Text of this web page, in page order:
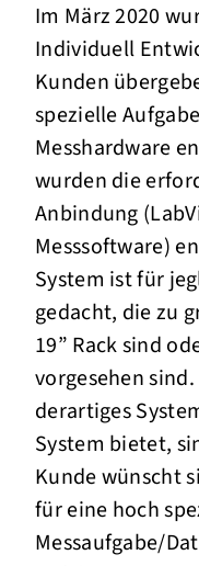
Im März 2020
Individuell
Kunden
spezielle
Messhardware
wurden die
Anbindung
Messsoftware)
System ist für
gedacht, die zu
19” Rack sind
vorgesehen
derartiges
System bietet,
Kunde wünscht
für eine hoch
Messaufgabe/